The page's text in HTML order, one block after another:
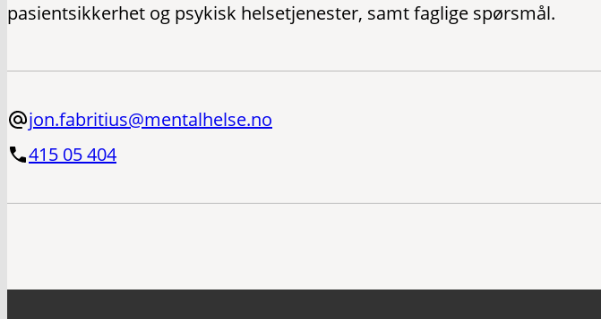
pasientsikkerhet og psykisk helsetjenester, samt faglige spørsmål.
jon.fabritius@mentalhelse.no
415 05 404